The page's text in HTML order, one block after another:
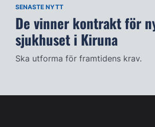
SENASTE NYTT
De vinner kontrakt för
sjukhuset i Kiruna
Ska utforma för framtidens krav.